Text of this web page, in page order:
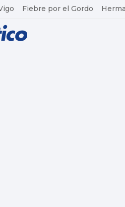
Fiebre por el Gordo